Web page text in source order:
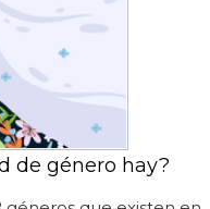
de género hay?